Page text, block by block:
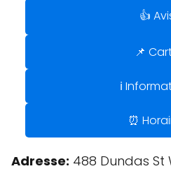
👍
📌
ℹ️
⏰
Adresse: 488 Dundas St